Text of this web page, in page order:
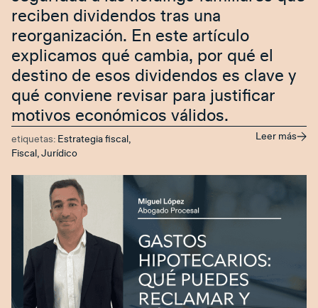
reciben dividendos tras una
reorganización. En este artículo
explicamos qué cambia, por qué el
destino de esos dividendos es clave y
qué conviene revisar para justificar
motivos económicos válidos.
etiquetas: Estrategia fiscal ,
Fiscal , Jurídico
Leer más